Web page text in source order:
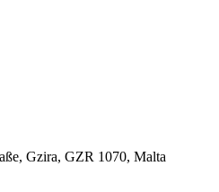
Gzira, GZR 1070, Malta